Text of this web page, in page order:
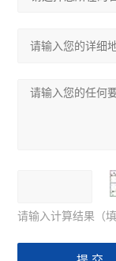
请输入计算结果（